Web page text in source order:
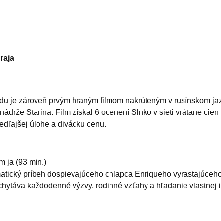
je zároveň prvým hraným filmom nakrúteným v rusínskom
Starina. Film získal 6 ocenení Slnko v sieti vrátane
úlohe a divácku cenu.
ja (93 min.)
príbeh dospievajúceho chlapca Enriqueho
každodenné výzvy, rodinné vzťahy a hľadanie